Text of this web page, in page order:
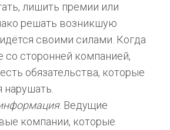
лишить премии или
решать возникшую
своими силами. Когда
со сторонней компанией,
обязательства, которые
нарушать.
. Ведущие
компании, которые